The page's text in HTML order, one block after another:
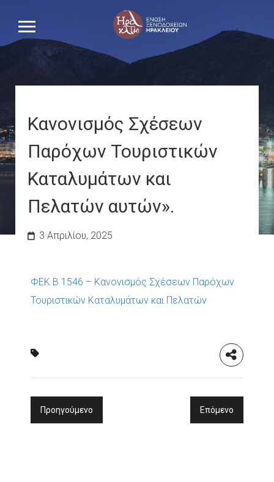
Κανονισμός Σχέσεων
Παρόχων Τουριστικών
Καταλυμάτων και
Πελατών αυτών».
3 Απριλίου, 2025
ΦΕΚ Β 1546 – Κανονισμός Σχέσεων Παρόχων
Τουριστικών Καταλυμάτων και Πελατών
Προηγούμενο Επόμενο